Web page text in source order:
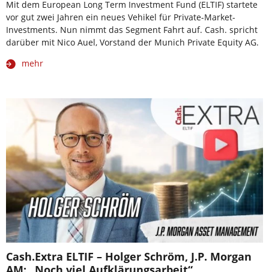
Mit dem European Long Term Investment Fund (ELTIF) startete
vor gut zwei Jahren ein neues Vehikel für Private-Market-
Investments. Nun nimmt das Segment Fahrt auf. Cash. spricht
darüber mit Nico Auel, Vorstand der Munich Private Equity AG.
mehr
Cash.Extra ELTIF – Holger Schröm, J.P. Morgan